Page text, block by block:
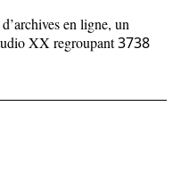
en ligne, un
XX regroupant3738